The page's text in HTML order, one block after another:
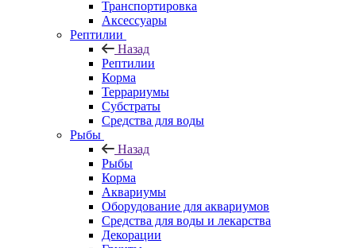
Транспортировка
Аксессуары
Рептилии
Назад
Рептилии
Корма
Террариумы
Субстраты
Средства для воды
Рыбы
Назад
Рыбы
Корма
Аквариумы
Оборудование для аквариумов
Средства для воды и лекарства
Декорации